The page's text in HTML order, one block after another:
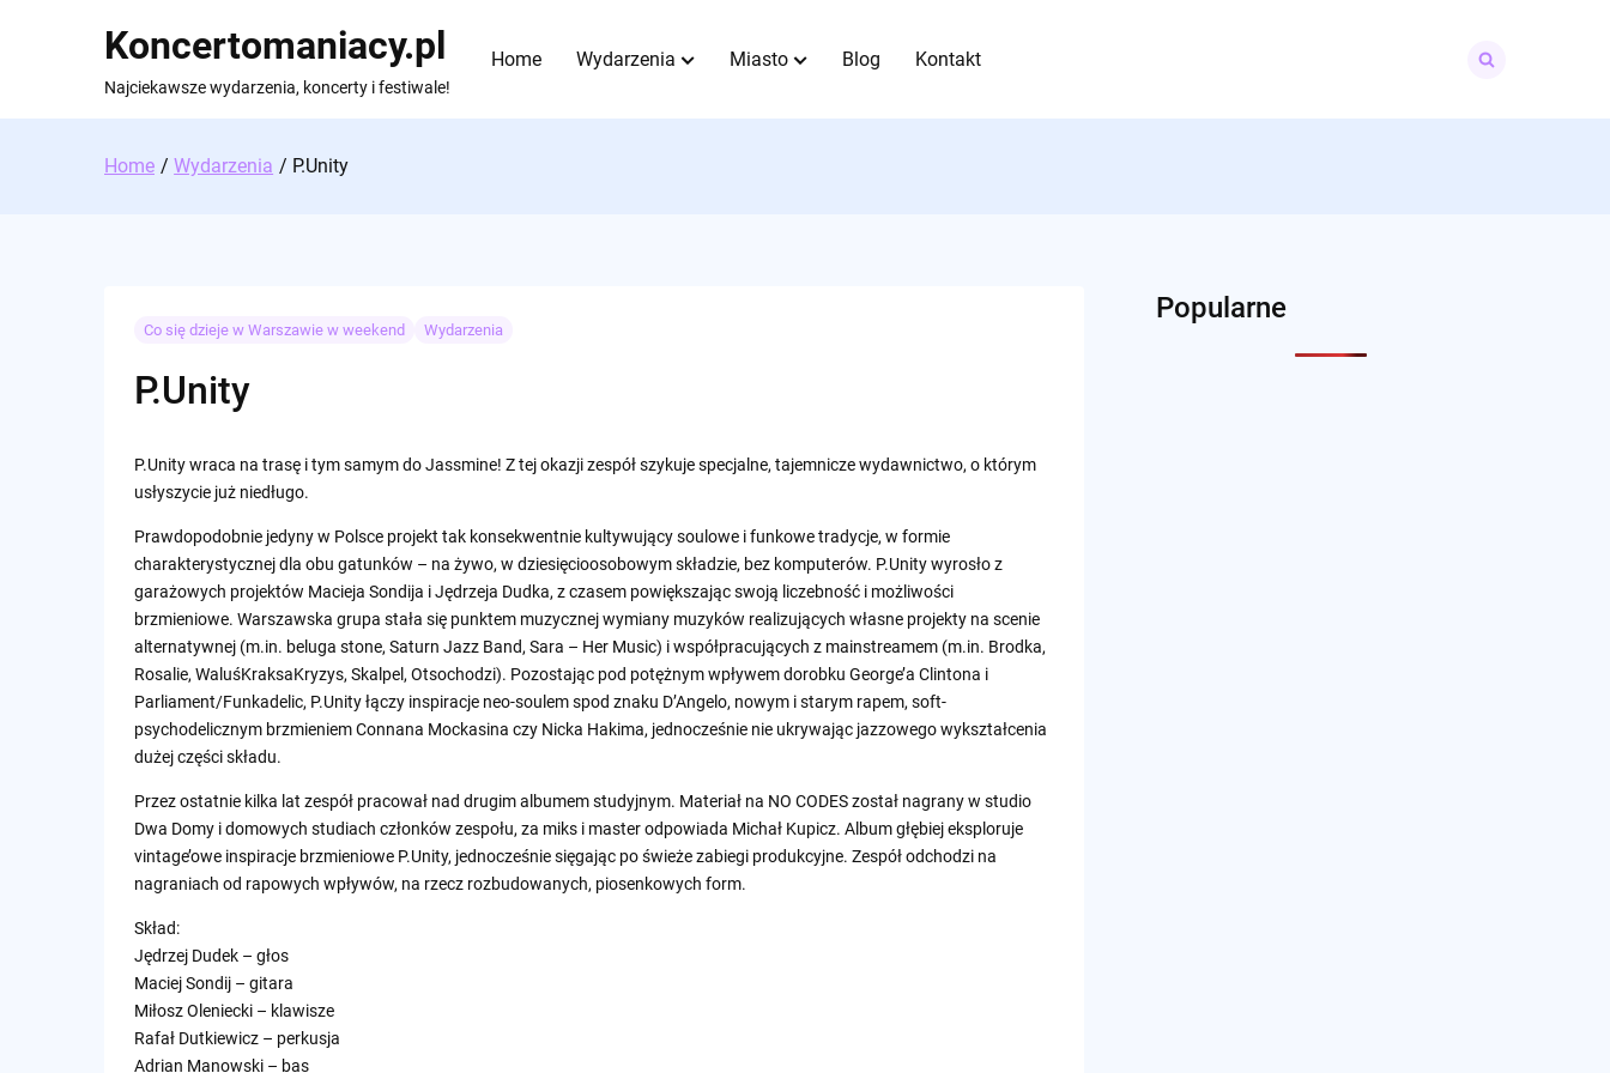
Koncertomaniacy.pl
Najciekawsze wydarzenia, koncerty i festiwale!
Home Wydarzenia Miasto Blog Kontakt
for:
Home Wydarzenia P.Unity
Co się dzieje w Warszawie w weekend Wydarzenia
P.Unity
P.Unity wraca na trasę i tym samym do Jassmine! Z tej okazji zespół szykuje specjalne, tajemnicze wydawnictwo, o którym
usłyszycie już niedługo.
Prawdopodobnie jedyny w Polsce projekt tak konsekwentnie kultywujący soulowe i funkowe tradycje, w formie
charakterystycznej dla obu gatunków – na żywo, w dziesięcioosobowym składzie, bez komputerów. P.Unity wyrosło z
garażowych projektów Macieja Sondija i Jędrzeja Dudka, z czasem powiększając swoją liczebność i możliwości
brzmieniowe. Warszawska grupa stała się punktem muzycznej wymiany muzyków realizujących własne projekty na scenie
alternatywnej (m.in. beluga stone, Saturn Jazz Band, Sara – Her Music) i współpracujących z mainstreamem (m.in. Brodka,
Rosalie, WaluśKraksaKryzys, Skalpel, Otsochodzi). Pozostając pod potężnym wpływem dorobku George’a Clintona i
Parliament/Funkadelic, P.Unity łączy inspiracje neo-soulem spod znaku D’Angelo, nowym i starym rapem, soft-
psychodelicznym brzmieniem Connana Mockasina czy Nicka Hakima, jednocześnie nie ukrywając jazzowego wykształcenia
dużej części składu.
Przez ostatnie kilka lat zespół pracował nad drugim albumem studyjnym. Materiał na NO CODES został nagrany w studio
Dwa Domy i domowych studiach członków zespołu, za miks i master odpowiada Michał Kupicz. Album głębiej eksploruje
vintage’owe inspiracje brzmieniowe P.Unity, jednocześnie sięgając po świeże zabiegi produkcyjne. Zespół odchodzi na
nagraniach od rapowych wpływów, na rzecz rozbudowanych, piosenkowych form.
Skład:
Jędrzej Dudek – głos
Maciej Sondij – gitara
Miłosz Oleniecki – klawisze
Rafał Dutkiewicz – perkusja
Adrian Manowski – bas
Popularne